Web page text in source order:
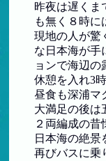
昨夜は遅くま
も無く８時に
現地の人が驚
な 日本海が手
ョンで海辺の
休憩を入れ3
昼食も深浦マ
大満足の後は
２両編成の昔
日本海の絶景
再びバスに乗